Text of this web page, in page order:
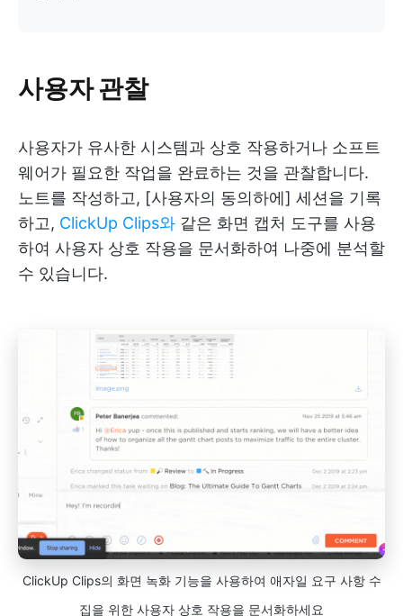
사용자 관찰
사용자가 유사한 시스템과 상호 작용하거나 소프트
웨어가 필요한 작업을 완료하는 것을 관찰합니다.
노트를 작성하고, [사용자의 동의하에] 세션을 기록
하고, ClickUp Clips와 같은 화면 캡처 도구를 사용
하여 사용자 상호 작용을 문서화하여 나중에 분석할
수 있습니다.
ClickUp Clips의 화면 녹화 기능을 사용하여 애자일 요구 사항 수
집을 위한 사용자 상호 작용을 문서화하세요